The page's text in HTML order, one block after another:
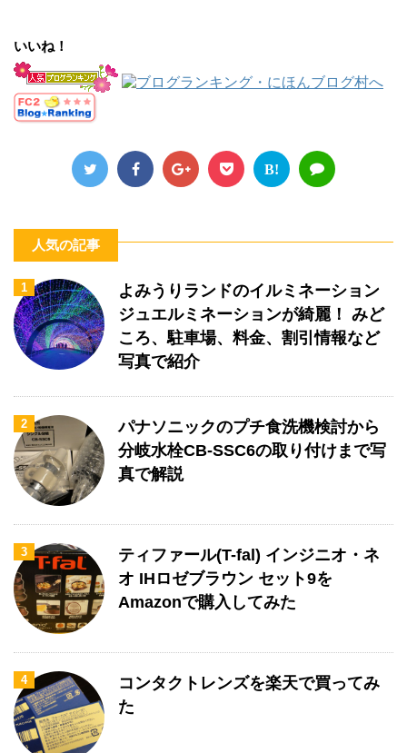
いいね！
B!
人気の記事
1
よみうりランドのイルミネーション
ジュエルミネーションが綺麗！ みど
ころ、駐車場、料金、割引情報など
写真で紹介
2
パナソニックのプチ食洗機検討から
分岐水栓CB-SSC6の取り付けまで写
真で解説
3
ティファール(T-fal) インジニオ・ネ
オ IHロゼブラウン セット9を
Amazonで購入してみた
4
コンタクトレンズを楽天で買ってみ
た